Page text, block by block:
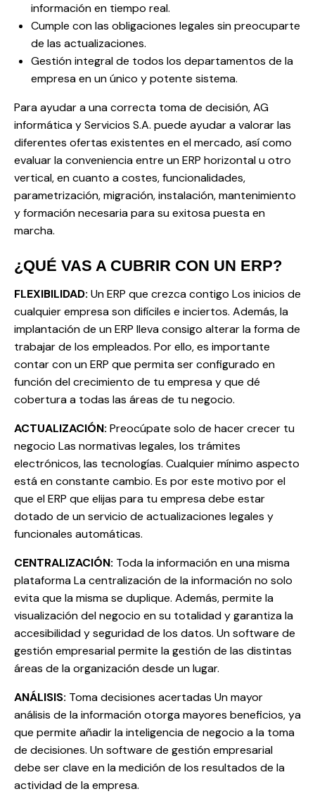
información en tiempo real.
Cumple con las obligaciones legales sin preocuparte
de las actualizaciones.
Gestión integral de todos los departamentos de la
empresa en un único y potente sistema.
Para ayudar a una correcta toma de decisión, AG
informática y Servicios S.A. puede ayudar a valorar las
diferentes ofertas existentes en el mercado, así como
evaluar la conveniencia entre un ERP horizontal u otro
vertical, en cuanto a costes, funcionalidades,
parametrización, migración, instalación, mantenimiento
y formación necesaria para su exitosa puesta en
marcha.
¿QUÉ VAS A CUBRIR CON UN ERP?
FLEXIBILIDAD: Un ERP que crezca contigo Los inicios de
cualquier empresa son difíciles e inciertos. Además, la
implantación de un ERP lleva consigo alterar la forma de
trabajar de los empleados. Por ello, es importante
contar con un ERP que permita ser configurado en
función del crecimiento de tu empresa y que dé
cobertura a todas las áreas de tu negocio.
ACTUALIZACIÓN: Preocúpate solo de hacer crecer tu
negocio Las normativas legales, los trámites
electrónicos, las tecnologías. Cualquier mínimo aspecto
está en constante cambio. Es por este motivo por el
que el ERP que elijas para tu empresa debe estar
dotado de un servicio de actualizaciones legales y
funcionales automáticas.
CENTRALIZACIÓN: Toda la información en una misma
plataforma La centralización de la información no solo
evita que la misma se duplique. Además, permite la
visualización del negocio en su totalidad y garantiza la
accesibilidad y seguridad de los datos. Un software de
gestión empresarial permite la gestión de las distintas
áreas de la organización desde un lugar.
ANÁLISIS: Toma decisiones acertadas Un mayor
análisis de la información otorga mayores beneficios, ya
que permite añadir la inteligencia de negocio a la toma
de decisiones. Un software de gestión empresarial
debe ser clave en la medición de los resultados de la
actividad de la empresa.